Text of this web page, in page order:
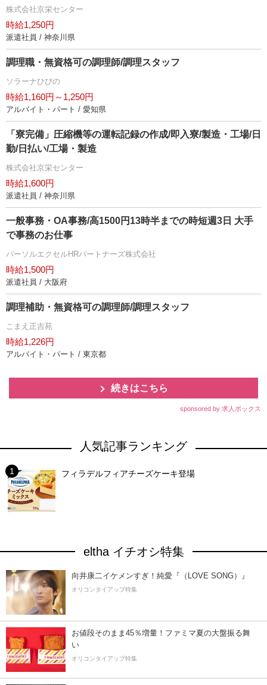
株式会社京栄センター
時給1,250円
派遣社員 / 神奈川県
調理職・無資格可の調理師/調理スタッフ
ソラーナひびの
時給1,160円～1,250円
アルバイト・パート / 愛知県
「寮完備」圧縮機等の運転記録の作成/即入寮/製造・工場/日
勤/日払い/工場・製造
株式会社京栄センター
時給1,600円
派遣社員 / 神奈川県
一般事務・OA事務/高1500円13時半までの時短週3日 大手
で事務のお仕事
パーソルエクセルHRパートナーズ株式会社
時給1,500円
派遣社員 / 大阪府
調理補助・無資格可の調理師/調理スタッフ
こまえ正吉苑
時給1,226円
アルバイト・パート / 東京都
続きはこちら
sponsored by 求人ボックス
人気記事ランキング
フィラデルフィアチーズケーキ登場
eltha イチオシ特集
向井康二イケメンすぎ！純愛『（LOVE SONG）』
オリコンタイアップ特集
お値段そのまま45％増量！ファミマ夏の大盤振る舞
い
オリコンタイアップ特集